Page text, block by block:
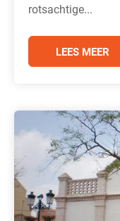
rotsachtige...
LEES MEER